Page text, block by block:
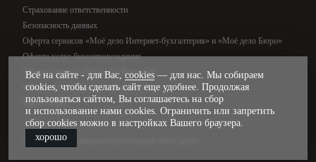
Страхование ответственности
Безопасность данных
Оферта сервисов «Моё дело Интернет-бухгалтерия» и «Моё дело Бюро»
Оферта услуг бухсопровождения
Оферта сервиса «Моё дело Финансы»
Оферта услуг управленческого учёта
Карта сайта
© 2009—2026, интернет-бухгалтерия «Моё дело»
Всё на сайте - для Вас, cookies — для нас. Мы собираем
cookies, чтобы сделать сайт еще удобнее. Продолжая
пользоваться сайтом, Вы соглашаетесь на сбор
и использование нами cookies. Ограничить или запретить
сбор cookies можно в настройках Вашего браузера.
хорошо